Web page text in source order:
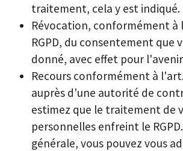
traitement, cela y est indiqué.
Révocation, conformément à
RGPD, du consentement que
donné, avec effet pour
Recours conformément à l'art.
auprès d'une autorité de
estimez que le traitement de
personnelles enfreint le
générale, vous pouvez vous